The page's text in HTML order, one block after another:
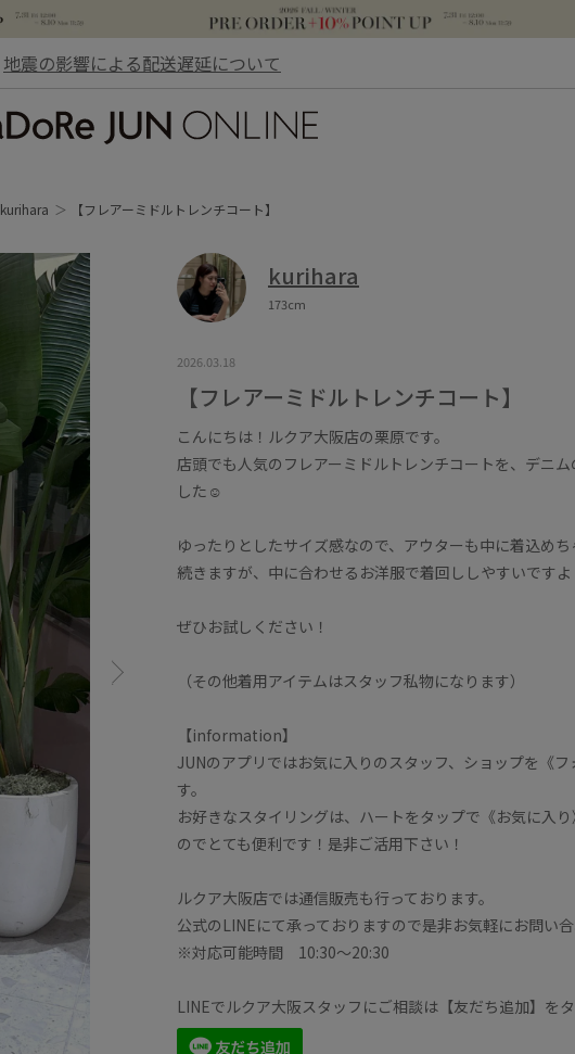
地震の影響による配送遅延について
kurihara 【フレアーミドルトレンチコート】
kurihara
173cm
2026.03.18
【フレアーミドルトレンチコート】
こんにちは！ルクア大阪店の栗原です。
店頭でも人気のフレアーミドルトレンチコートを、デニ
した☺︎
ゆったりとしたサイズ感なので、アウターも中に着込め
続きますが、中に合わせるお洋服で着回ししやすいですよ
ぜひお試しください！
（その他着用アイテムはスタッフ私物になります）
【information】
JUNのアプリではお気に入りのスタッフ、ショップを《
す。
お好きなスタイリングは、ハートをタップで《お気に入
のでとても便利です！是非ご活用下さい！
ルクア大阪店では通信販売も行っております。
公式のLINEにて承っておりますので是非お気軽にお問い合
※対応可能時間 10:30〜20:30
LINEでルクア大阪スタッフにご相談は【友だち追加】を